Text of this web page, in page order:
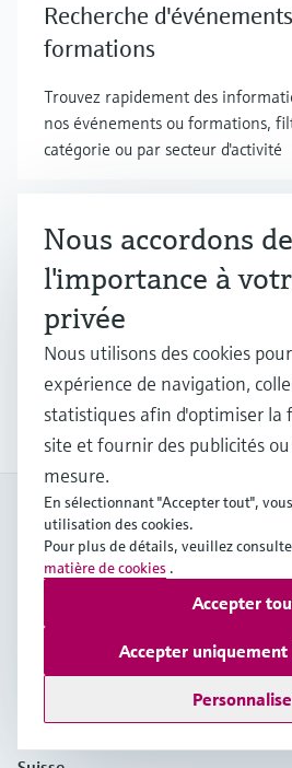
Recherche
formations
Trouvez rapidement des
nos événements ou formations,
catégorie ou par secteur d'activité
Sélection de produits en
paramètres
Trouver, sélectionner et configurer
des paramètres de l'application
Accédez à Applicator
My Endress+Hauser
Gagnez en efficacité et du temps
Endress+Hauser!
Se
Nous accordons de
l'importance à
privée
Nous utilisons des cookies
expérience de navigation,
statistiques afin d'optimiser la
site et fournir des publicités
mesure.
En sélectionnant "Accepter tout",
utilisation des cookies.
Pour plus de détails, veuillez
matière de cookies .
Accepter
Accepter